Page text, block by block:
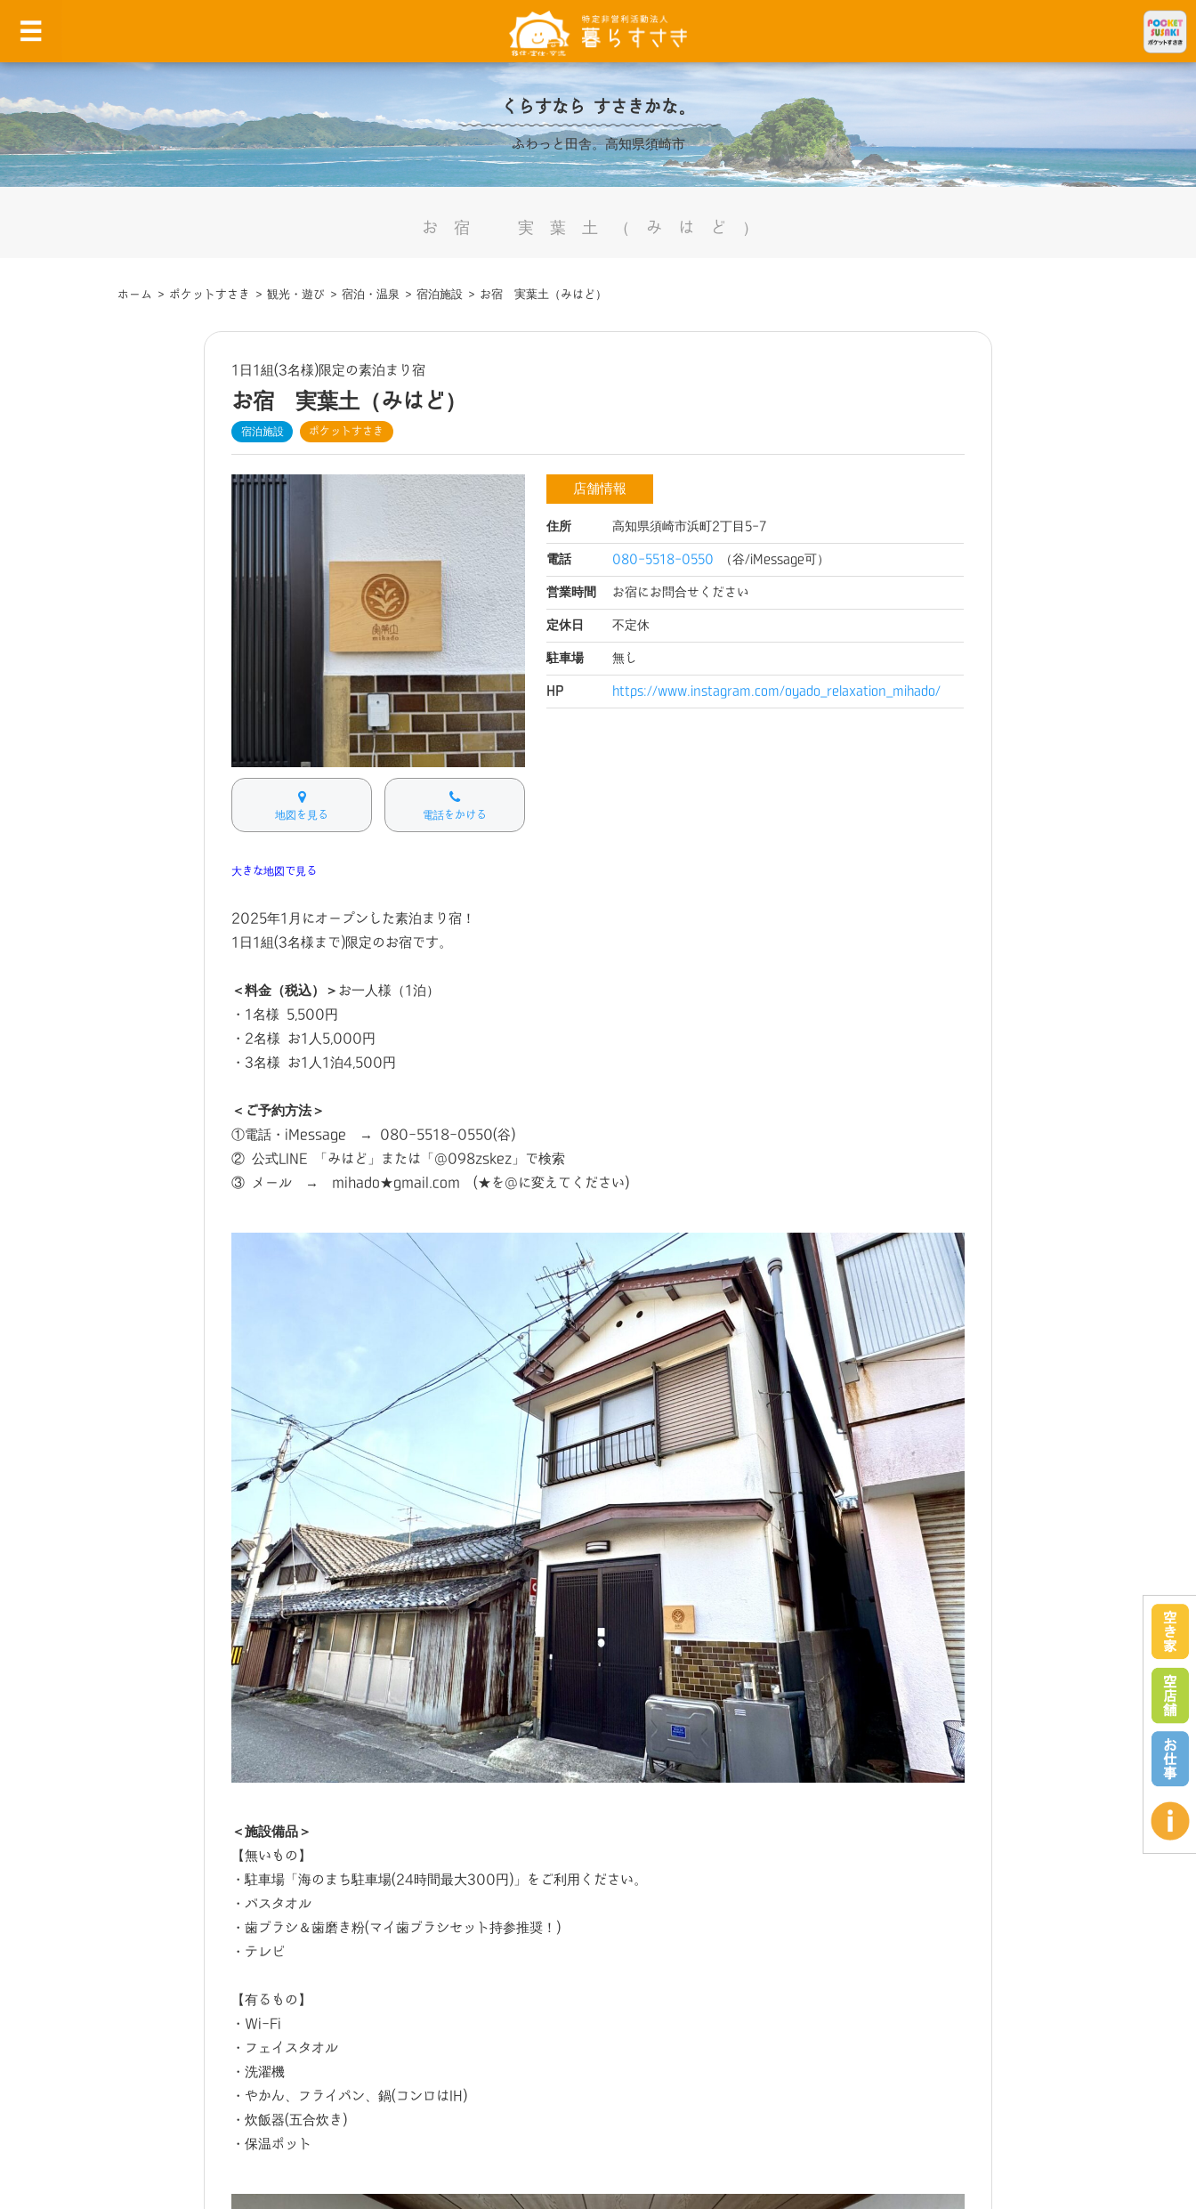
くらすなら すさきかな。
ふわっと田舎。高知県須崎市
お宿 実葉土（みはど）
ホーム > ポケットすさき > 観光・遊び > 宿泊・温泉 > 宿泊施設 > お宿 実葉土（みはど）
1日1組(3名様)限定の素泊まり宿
お宿 実葉土（みはど）
宿泊施設 ポケットすさき
地図を見る 電話をかける
店舗情報
住所 高知県須崎市浜町2丁目5-7
電話 080-5518-0550 （谷/iMessage可）
営業時間 お宿にお問合せください
定休日 不定休
駐車場 無し
HP https://www.instagram.com/oyado_relaxation_mihado/
大きな地図で見る
2025年1月にオープンした素泊まり宿！
1日1組(3名様まで)限定のお宿です。
＜料金（税込）＞ お一人様（1泊）
・1名様 5,500円
・2名様 お1人5,000円
・3名様 お1人1泊4,500円
＜ご予約方法＞
①電話・iMessage → 080-5518-0550(谷)
② 公式LINE 「みはど」または「@098zskez」で検索
③ メール → mihado★gmail.com (★を@に変えてください)
＜施設備品＞
【無いもの】
・駐車場「海のまち駐車場(24時間最大300円)」をご利用ください。
・バスタオル
・歯ブラシ＆歯磨き粉(マイ歯ブラシセット持参推奨！)
・テレビ
【有るもの】
・Wi-Fi
・フェイスタオル
・洗濯機
・やかん、フライパン、鍋(コンロはIH)
・炊飯器(五合炊き)
・保温ポット